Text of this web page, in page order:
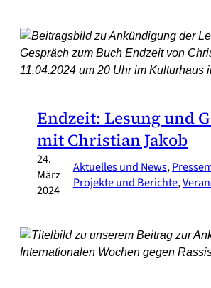
Endzeit: Lesung und
mit Christian Jakob
24.
März
2024
Aktuelles und News,
Projekte und Berichte,